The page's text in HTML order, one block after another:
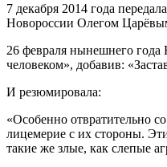
7 декабря 2014 года
Новороссии Олегом
26 февраля нынешнего года
человеком», добавив:
И резюмировала:
«Особенно отвратительно
лицемерие с их стороны.
такие же злые, как слепые